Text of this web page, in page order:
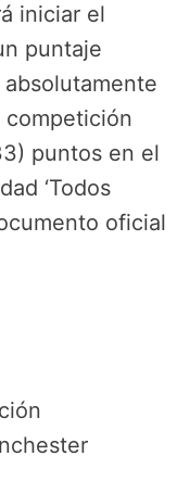
iniciar el
puntaje
competición
puntos en el
‘Todos
oficial